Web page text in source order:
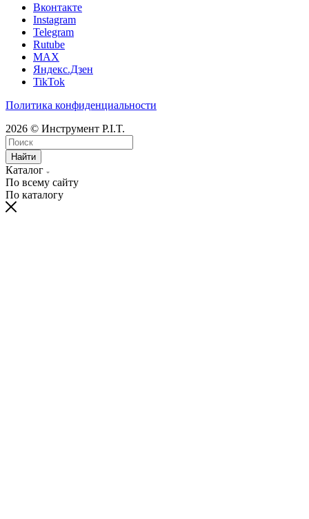
Вконтакте
Instagram
Telegram
Rutube
MAX
Яндекс.Дзен
TikTok
Политика конфиденциальности
2026 © Инструмент P.I.T.
Найти
Каталог
По всему сайту
По каталогу